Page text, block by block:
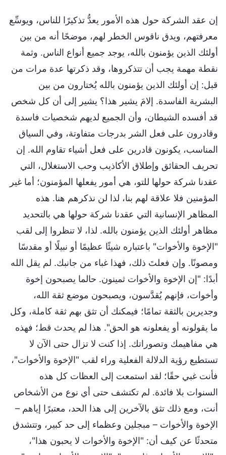
إن عقد الشركة حول هذه الأمور يعدُّ تذكيرًا للناس، ويوسِّع
معرفتهم، ويدق ناقوس الخطر لهم، موضحًا أنه من بين
أولئك الذين يؤمنون بالله، يوجد جميع أنواع الناس. وثمة
نقطة مهمة يجب أن تتذكروها، وقد ذكرتها عدة مرات من
قبل: إن أولئك الذين يؤمنون بالله يُختارون من بين
البشرية الفاسدة. إلامَ يشير هذا؟ يشير إلى أن كل شخص
قد أفسده الشيطان، وأن الجميع لديهم شخصيات فاسدة
وقادرون على فعل الشر بدرجات متفاوتة، وفي السياق
المناسب، يكونون قادرين على فعل أشياء تقاوم الله. إن
تحريف الحقائق وإطلاق الأكاذيب وحب الاستغلال، التي
عقدنا شركة حولها للتو، هي أمور يفعلها المؤمنون؛ أما غير
المؤمنين فلا علاقة لهم بنا، لذا لن نذكرهم هنا. هذه
المظاهر الإنسانية التي عقدنا شركة حولها هي بالتحديد
مظاهر أولئك الذين يؤمنون بالله. لذا، لا تنظروا إلى لقب
"الإخوة والأخوات" باعتباره شيئًا عظيمًا أو نبيلًا أو مقدسًا
ومصونًا. وإن فعلتَ ذلك، فهذا غباء من جانبك. لم يقل الله
أبدًا: "إن الإخوة والأخوات ثمينون. حالما يصبحون إخوة
وأخوات، فإنهم يُقدَّسون، ويصبحون موضع ثقة الله،
وجديرين بالثقة تمامًا؛ فيمكنك أن تثق بهم ثقة كاملة، وكل
ما يقولونه أو يفعلونه هو الحق". هذا لم يحدث قط؛ فهذه
هي مفاهيمك وتصوراتك. إذا كنت لا تزال حتى الآن لا
تستطيع رؤية الدلالة الفعلية وراء لقب "الإخوة والأخوات"،
فأنت غبي حقًا؛ لقد استمعت إلى العظات كل هذه
السنوات بلا فائدة. لم تكتشف حتى أي نوع من الأشخاص
أنت، ومع ذلك تثق بالآخرين إلى هذا الحد، معتبرًا إياهم –
الإخوة والأخوات – مبجلين وعظماء إلى حد كبير، وتتشدق
متحدثًا عن كيف أن: "الإخوة والأخوات لا يحبون هذا"،